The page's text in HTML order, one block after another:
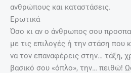
ανθρώπους και καταστάσεις.
Ερωτικά
Όσο κι αν ο άνθρωπος σου
με τις επιλογές ή την στάση που
να τον επαναφέρεις στην… τάξη,
βασικό σου «όπλο», την… πειθώ!